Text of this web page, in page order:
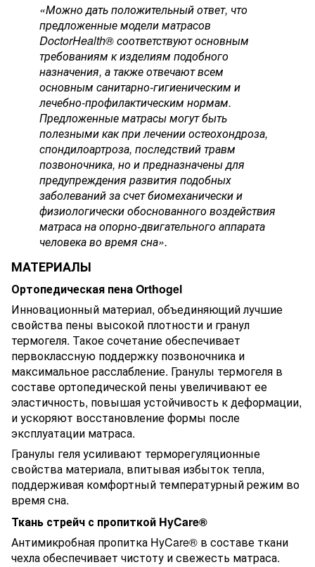
«Можно дать положительный ответ, что
предложенные модели матрасов
DoctorHealth® соответствуют основным
требованиям к изделиям подобного
назначения, а также отвечают всем
основным санитарно-гигиеническим и
лечебно-профилактическим нормам.
Предложенные матрасы могут быть
полезными как при лечении остеохондроза,
спондилоартроза, последствий травм
позвоночника, но и предназначены для
предупреждения развития подобных
заболеваний за счет биомеханически и
физиологически обоснованного воздействия
матраса на опорно-двигательного аппарата
человека во время сна».
МАТЕРИАЛЫ
Ортопедическая пена Orthogel
Инновационный материал, объединяющий лучшие
свойства пены высокой плотности и гранул
термогеля. Такое сочетание обеспечивает
первоклассную поддержку позвоночника и
максимальное расслабление. Гранулы термогеля в
составе ортопедической пены увеличивают ее
эластичность, повышая устойчивость к деформации,
и ускоряют восстановление формы после
эксплуатации матраса.
Гранулы геля усиливают терморегуляционные
свойства материала, впитывая избыток тепла,
поддерживая комфортный температурный режим во
время сна.
Ткань стрейч с пропиткой HyCare®
Антимикробная пропитка HyCare® в составе ткани
чехла обеспечивает чистоту и свежесть матраса.